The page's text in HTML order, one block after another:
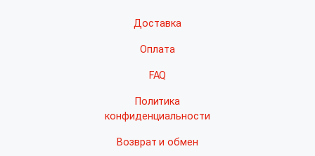
Доставка
Оплата
FAQ
Политика
конфиденциальности
Возврат и обмен